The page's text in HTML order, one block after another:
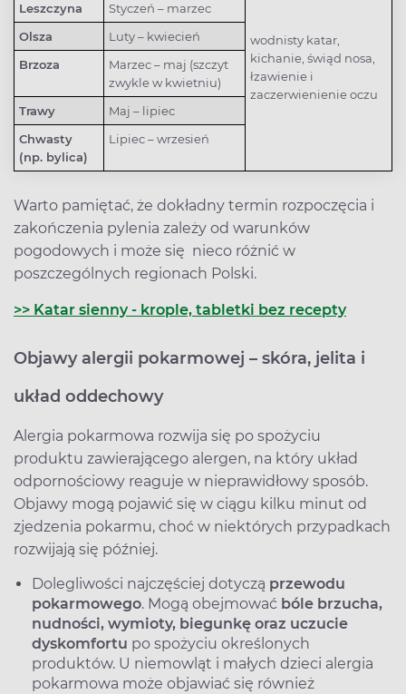
Leszczyna Styczeń – marzec
wodnisty katar,
kichanie, świąd nosa,
łzawienie i
zaczerwienienie oczu
Olsza
Luty – kwiecień
Brzoza
Marzec – maj (szczyt
zwykle w kwietniu)
Trawy
Maj – lipiec
Chwasty
(np. bylica)
Lipiec – wrzesień
Warto pamiętać, że dokładny termin rozpoczęcia i
zakończenia pylenia zależy od warunków
pogodowych i może się nieco różnić w
poszczególnych regionach Polski.
>> Katar sienny - krople, tabletki bez recepty
Objawy alergii pokarmowej – skóra, jelita i
układ oddechowy
Alergia pokarmowa rozwija się po spożyciu
produktu zawierającego alergen, na który układ
odpornościowy reaguje w nieprawidłowy sposób.
Objawy mogą pojawić się w ciągu kilku minut od
zjedzenia pokarmu, choć w niektórych przypadkach
rozwijają się później.
Dolegliwości najczęściej dotyczą przewodu
pokarmowego. Mogą obejmować bóle brzucha,
nudności, wymioty, biegunkę oraz uczucie
dyskomfortu po spożyciu określonych
produktów. U niemowląt i małych dzieci alergia
pokarmowa może objawiać się również